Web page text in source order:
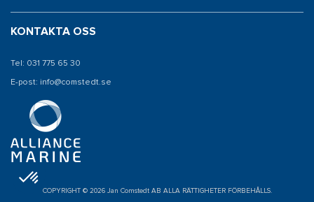
KONTAKTA OSS
Tel: 031 775 65 30
E-post: info@comstedt.se
COPYRIGHT © 2026 Jan Comstedt AB ALLA RÄTTIGHETER FÖRBEHÅLLS.